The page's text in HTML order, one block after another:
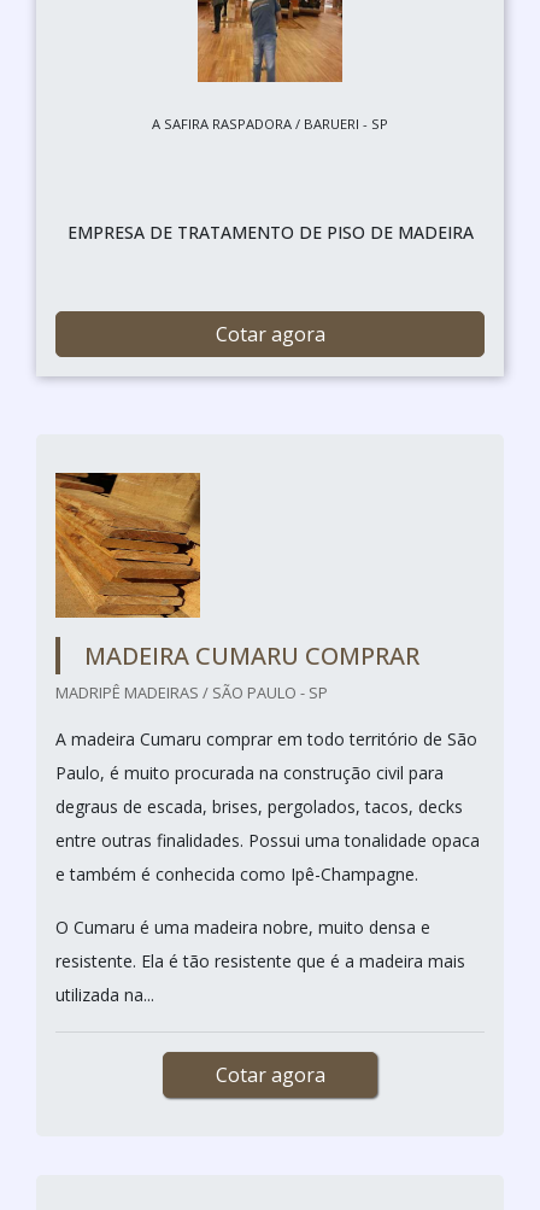
A SAFIRA RASPADORA / BARUERI - SP
EMPRESA DE TRATAMENTO DE PISO DE MADEIRA
Cotar agora
MADEIRA CUMARU COMPRAR
MADRIPÊ MADEIRAS / SÃO PAULO - SP
A madeira Cumaru comprar em todo território de São
Paulo, é muito procurada na construção civil para
degraus de escada, brises, pergolados, tacos, decks
entre outras finalidades. Possui uma tonalidade opaca
e também é conhecida como Ipê-Champagne.
O Cumaru é uma madeira nobre, muito densa e
resistente. Ela é tão resistente que é a madeira mais
utilizada na...
Cotar agora